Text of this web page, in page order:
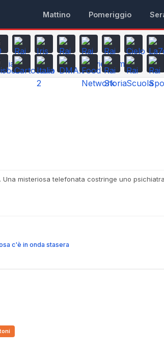
Mattino Pomeriggio
misteriosa telefonata costringe uno
c'è in onda stasera